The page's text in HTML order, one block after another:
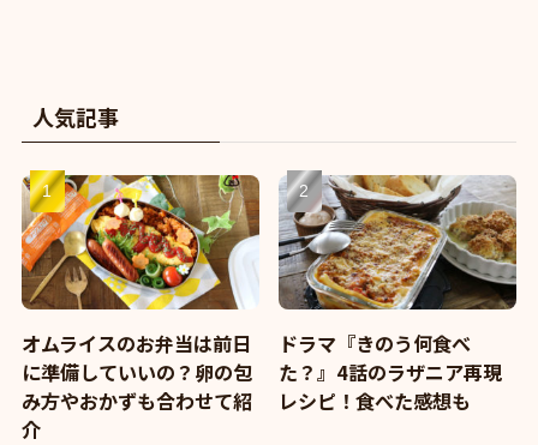
人気記事
オムライスのお弁当は前日
に準備していいの？卵の包
み方やおかずも合わせて紹
介
ドラマ『きのう何食べ
た？』4話のラザニア再現
レシピ！食べた感想も